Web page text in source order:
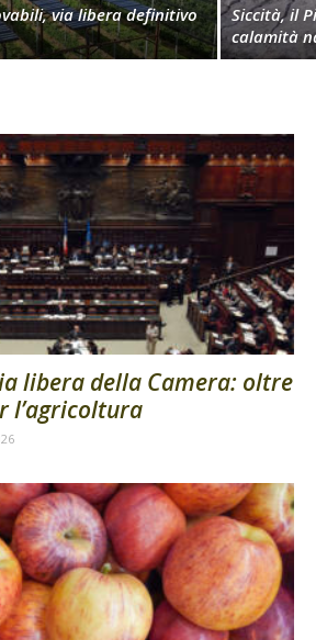
via libera definitivo
Siccità, il
calamità
libera della Camera: oltre
l’agricoltura